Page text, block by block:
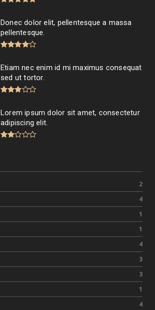
Donec dolor elit, pellentesque a massa
pellentesque.
Etiam nec enim id mi maximus consequat
sed ut tortor.
Lorem ipsum dolor sit amet, consectetur
adipiscing elit.
2
4
1
1
4
3
3
1
4